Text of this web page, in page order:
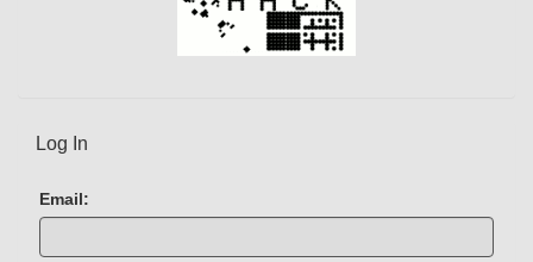
Log In
Email: